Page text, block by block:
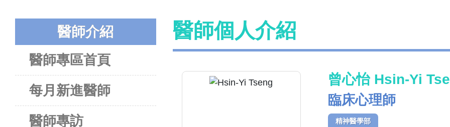
醫師介紹
醫師專區首頁
每月新進醫師
醫師專訪
醫師個人介紹
曾心怡 Hsin-Yi
臨床心理師
精神醫學部